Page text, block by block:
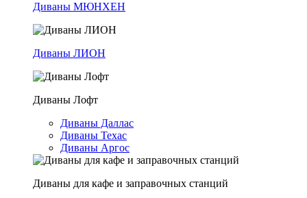
Диваны МЮНХЕН
Диваны ЛИОН
Диваны Лофт
Диваны Даллас
Диваны Техас
Диваны Аргос
Диваны для кафе и заправочных станций